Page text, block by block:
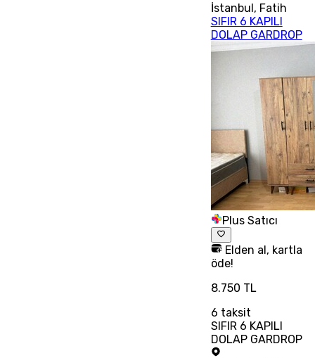
İstanbul, Fatih
SIFIR 6 KAPILI
DOLAP GARDROP
Plus Satıcı
Elden al, kartla
öde!
8.750 TL
6 taksit
SIFIR 6 KAPILI
DOLAP GARDROP